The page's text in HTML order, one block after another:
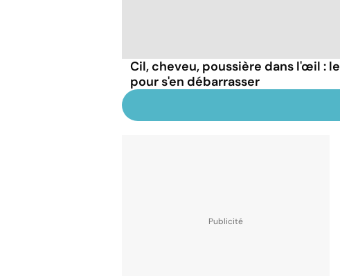
Cil, cheveu, poussière dans l'œil :
pour s'en débarrasser